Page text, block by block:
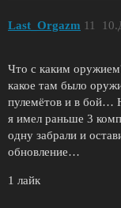
Last_Orgazm 11
Что с каким
какое там было
пулемётов и в бой…
я имел раньше 3
одну забрали и
обновление…
1 лайк